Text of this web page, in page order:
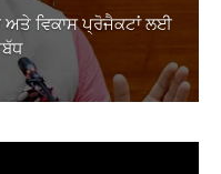
ਅਤੇ ਵਿਕਾਸ ਪ੍ਰੋਜੈਕਟਾਂ ਲਈ